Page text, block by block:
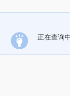
正在查询